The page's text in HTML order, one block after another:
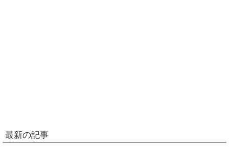
最新の記事